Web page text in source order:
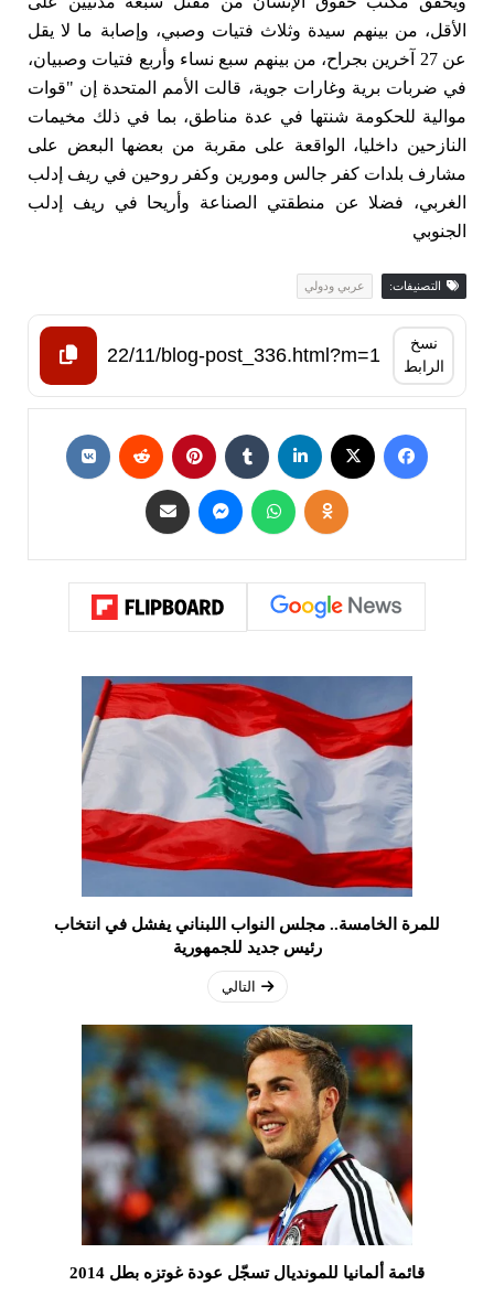
الأقل، من بينهم سيدة وثلاث فتيات وصبي، وإصابة ما لا يقل
عن 27 آخرين بجراح، من بينهم سبع نساء وأربع فتيات وصبيان،
في ضربات برية وغارات جوية، قالت الأمم المتحدة إن "قوات
موالية للحكومة شنتها في عدة مناطق، بما في ذلك مخيمات
النازحين داخليا، الواقعة على مقربة من بعضها البعض على
مشارف بلدات كفر جالس ومورين وكفر روحين في ريف إدلب
الغربي، فضلا عن منطقتي الصناعة وأريحا في ريف إدلب
الجنوبي
التصنيفات: عربي ودولي
نسخ
الرابط
للمرة الخامسة.. مجلس النواب اللبناني يفشل في انتخاب
رئيس جديد للجمهورية
التالي
قائمة ألمانيا للمونديال تسجّل عودة غوتزه بطل 2014